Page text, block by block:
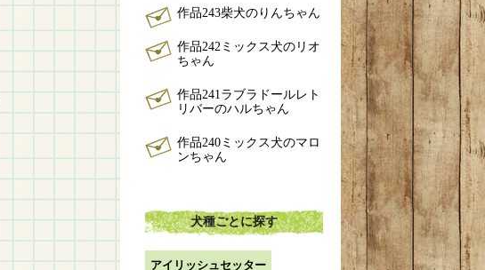
作品243柴犬のりんちゃん
作品242ミックス犬のリオ
ちゃん
作品241ラブラドールレト
リバーのハルちゃん
作品240ミックス犬のマロ
ンちゃん
犬種ごとに探す
アイリッシュセッター